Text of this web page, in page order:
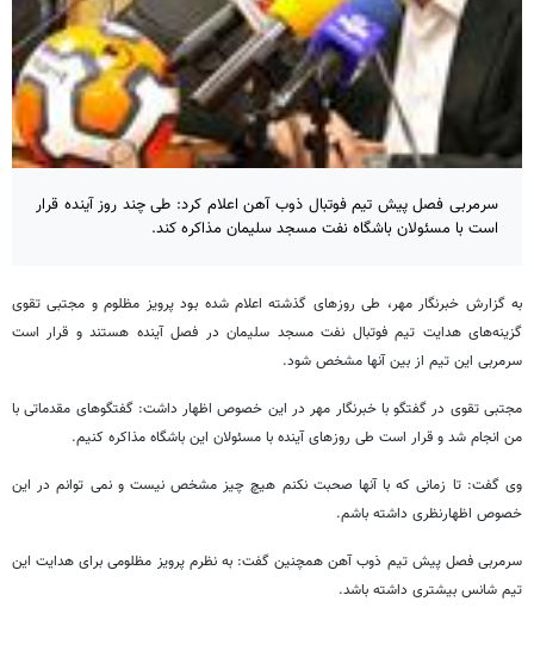
سرمربی فصل پیش تیم فوتبال ذوب آهن اعلام کرد: طی چند روز آینده قرار
است با مسئولان باشگاه نفت مسجد سلیمان مذاکره کند.
به گزارش خبرنگار مهر، طی روزهای گذشته اعلام شده بود پرویز مظلوم و مجتبی تقوی
گزینه‌های هدایت تیم فوتبال نفت مسجد سلیمان در فصل آینده هستند و قرار است
سرمربی این تیم از بین آنها مشخص شود.
مجتبی تقوی در گفتگو با خبرنگار مهر در این خصوص اظهار داشت: گفتگوهای مقدماتی با
من انجام شد و قرار است طی روزهای آینده با مسئولان این باشگاه مذاکره کنیم.
وی گفت: تا زمانی که با آنها صحبت نکنم هیچ چیز مشخص نیست و نمی توانم در این
خصوص اظهارنظری داشته باشم.
سرمربی فصل پیش تیم ذوب آهن همچنین گفت: به نظرم پرویز مظلومی برای هدایت این
تیم شانس بیشتری داشته باشد.